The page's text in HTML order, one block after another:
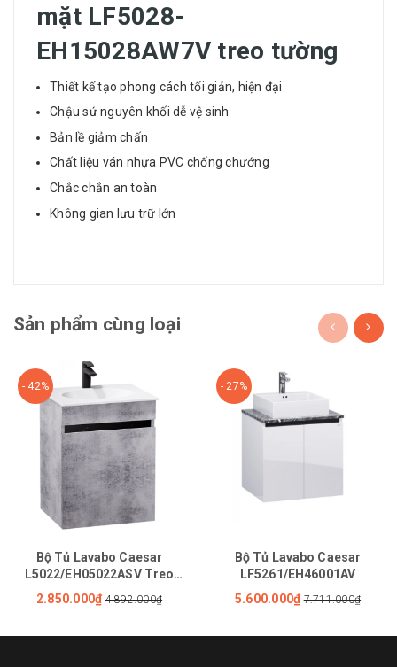
mặt LF5028-
EH15028AW7V treo tường
Thiết kế tạo phong cách tối giản, hiện đại
Chậu sứ nguyên khối dễ vệ sinh
Bản lề giảm chấn
Chất liệu ván nhựa PVC chống chướng
Chắc chắn an toàn
Không gian lưu trữ lớn
Sản phẩm cùng loại
- 42%
Bộ Tủ Lavabo Caesar
L5022/EH05022ASV Treo
Tường
2.850.000₫ 4.892.000₫
- 27%
Bộ Tủ Lavabo Caesar
LF5261/EH46001AV
5.600.000₫ 7.711.000₫